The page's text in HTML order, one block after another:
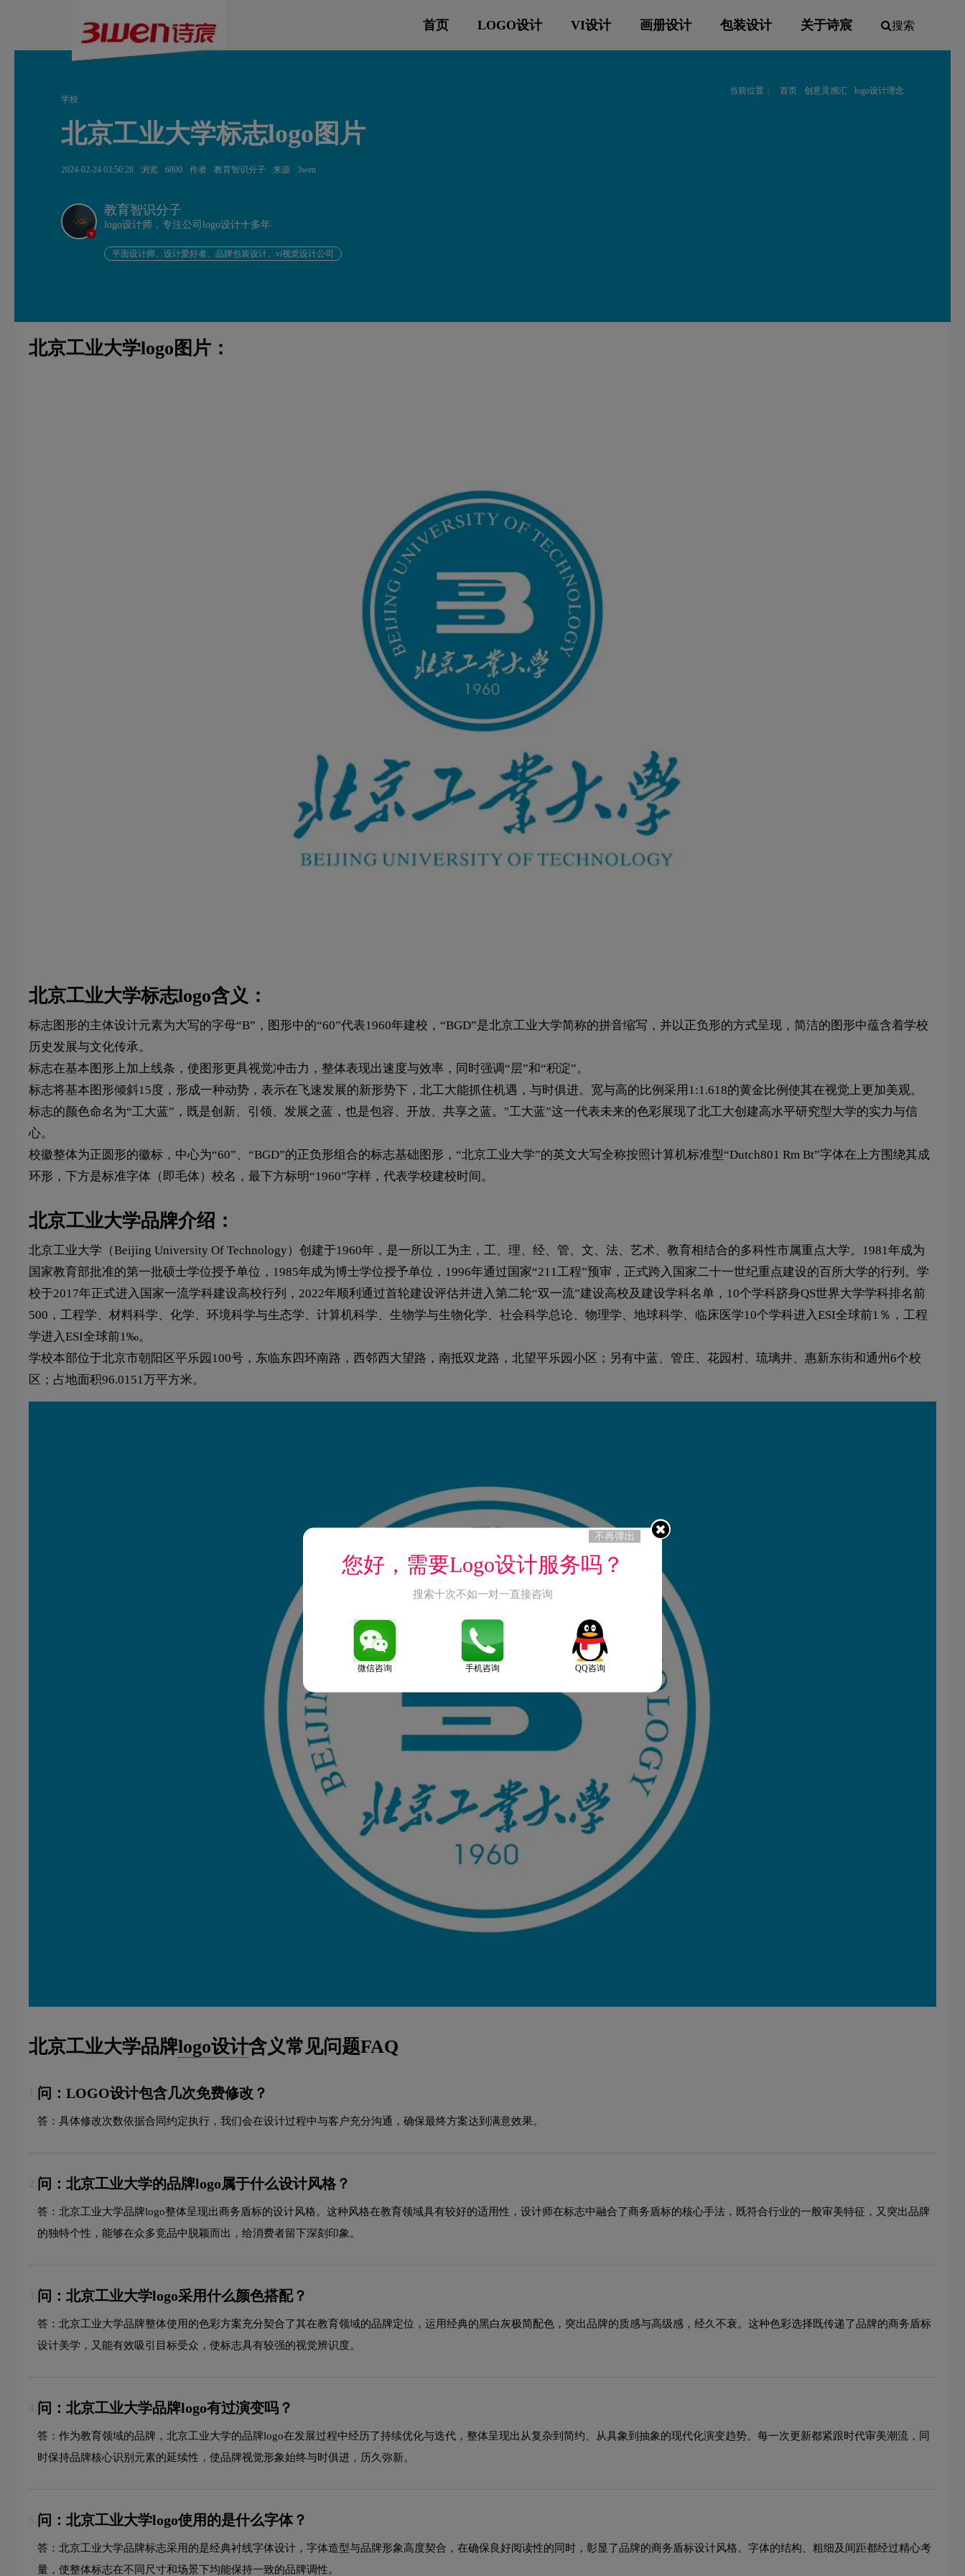
首页 LOGO设计 VI设计 画册设计 包装设计 关于诗宸 搜索
当前位置： 首页 创意灵感汇
logo设计理念
学校
北京工业大学标志logo图片
2024-02-24 03:50:28 浏览 6800 作者 教育智识分子 来源 3wen
v
教育智识分子
logo设计师，专注公司logo设计十多年
平面设计师、设计爱好者、品牌包装设计、vi视觉设计公司
北京工业大学logo图片：
北京工业大学标志logo含义：
标志图形的主体设计元素为大写的字母“B”，图形中的“60”代表1960年建校，“BGD”是北京工业大学简称的拼音缩写，并以正负形的方式呈现，简洁的图形中蕴含着学校
历史发展与文化传承。
标志在基本图形上加上线条，使图形更具视觉冲击力，整体表现出速度与效率，同时强调“层”和“积淀”。
标志将基本图形倾斜15度，形成一种动势，表示在飞速发展的新形势下，北工大能抓住机遇，与时俱进。宽与高的比例采用1:1.618的黄金比例使其在视觉上更加美观。
标志的颜色命名为“工大蓝”，既是创新、引领、发展之蓝，也是包容、开放、共享之蓝。"工大蓝”这一代表未来的色彩展现了北工大创建高水平研究型大学的实力与信
心。
校徽整体为正圆形的徽标，中心为“60”、“BGD”的正负形组合的标志基础图形，“北京工业大学”的英文大写全称按照计算机标准型“Dutch801 Rm Bt”字体在上方围绕其成
环形，下方是标准字体（即毛体）校名，最下方标明“1960”字样，代表学校建校时间。
北京工业大学品牌介绍：
北京工业大学（Beijing University Of Technology）创建于1960年，是一所以工为主，工、理、经、管、文、法、艺术、教育相结合的多科性市属重点大学。1981年成为
国家教育部批准的第一批硕士学位授予单位，1985年成为博士学位授予单位，1996年通过国家“211工程”预审，正式跨入国家二十一世纪重点建设的百所大学的行列。学
校于2017年正式进入国家一流学科建设高校行列，2022年顺利通过首轮建设评估并进入第二轮“双一流”建设高校及建设学科名单，10个学科跻身QS世界大学学科排名前
500，工程学、材料科学、化学、环境科学与生态学、计算机科学、生物学与生物化学、社会科学总论、物理学、地球科学、临床医学10个学科进入ESI全球前1％，工程
学进入ESI全球前1‰。
学校本部位于北京市朝阳区平乐园100号，东临东四环南路，西邻西大望路，南抵双龙路，北望平乐园小区；另有中蓝、管庄、花园村、琉璃井、惠新东街和通州6个校
区；占地面积96.0151万平方米。
北京工业大学品牌logo设计含义常见问题FAQ
问：LOGO设计包含几次免费修改？
答：具体修改次数依据合同约定执行，我们会在设计过程中与客户充分沟通，确保最终方案达到满意效果。
2. 问：北京工业大学的品牌logo属于什么设计风格？
答：北京工业大学品牌logo整体呈现出商务盾标的设计风格。这种风格在教育领域具有较好的适用性，设计师在标志中融合了商务盾标的核心手法，既符合行业的一般审美特征，又突出品牌
的独特个性，能够在众多竞品中脱颖而出，给消费者留下深刻印象。
3. 问：北京工业大学logo采用什么颜色搭配？
答：北京工业大学品牌整体使用的色彩方案充分契合了其在教育领域的品牌定位，运用经典的黑白灰极简配色，突出品牌的质感与高级感，经久不衰。这种色彩选择既传递了品牌的商务盾标
设计美学，又能有效吸引目标受众，使标志具有较强的视觉辨识度。
4. 问：北京工业大学品牌logo有过演变吗？
答：作为教育领域的品牌，北京工业大学的品牌logo在发展过程中经历了持续优化与迭代，整体呈现出从复杂到简约、从具象到抽象的现代化演变趋势。每一次更新都紧跟时代审美潮流，同
时保持品牌核心识别元素的延续性，使品牌视觉形象始终与时俱进，历久弥新。
5. 问：北京工业大学logo使用的是什么字体？
答：北京工业大学品牌标志采用的是经典衬线字体设计，字体造型与品牌形象高度契合，在确保良好阅读性的同时，彰显了品牌的商务盾标设计风格。字体的结构、粗细及间距都经过精心考
量，使整体标志在不同尺寸和场景下均能保持一致的品牌调性。
不再弹出
您好，需要Logo设计服务吗？
搜索十次不如一对一直接咨询
微信咨询 手机咨询 QQ咨询